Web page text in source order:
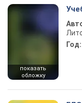
показать
обложку
Год: